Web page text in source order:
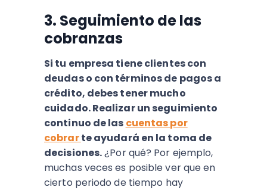
3. Seguimiento de las
cobranzas
Si tu empresa tiene clientes con
deudas o con términos de pagos a
crédito, debes tener mucho
cuidado. Realizar un seguimiento
continuo de las cuentas por
cobrarte ayudará en la toma de
decisiones.¿Por qué? Por ejemplo,
muchas veces es posible ver que en
cierto periodo de tiempo hay